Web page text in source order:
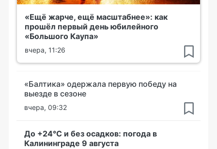
«Ещё жарче, ещё масштабнее»: как
прошёл первый день юбилейного
«Большого Каупа»
вчера, 11:26
«Балтика» одержала первую победу на
выезде в сезоне
вчера, 09:32
До +24°С и без осадков: погода в
Калининграде 9 августа